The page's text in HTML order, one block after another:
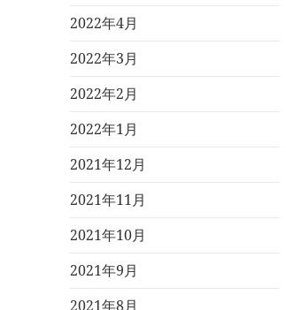
2022年4月
2022年3月
2022年2月
2022年1月
2021年12月
2021年11月
2021年10月
2021年9月
2021年8月